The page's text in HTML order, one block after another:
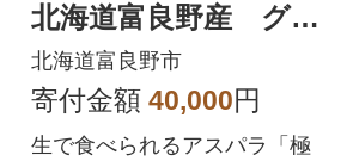
北海道富良野産 グリ
ーンアスパラ 3kg(極
太2Lサイズ)
北海道富良野市
寄付金額 40,000円
生で食べられるアスパラ「極